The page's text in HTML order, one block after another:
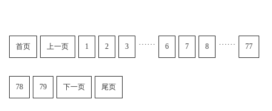
首页 上一页 1 2 3 6 7 8 77
78 79 下一页 尾页